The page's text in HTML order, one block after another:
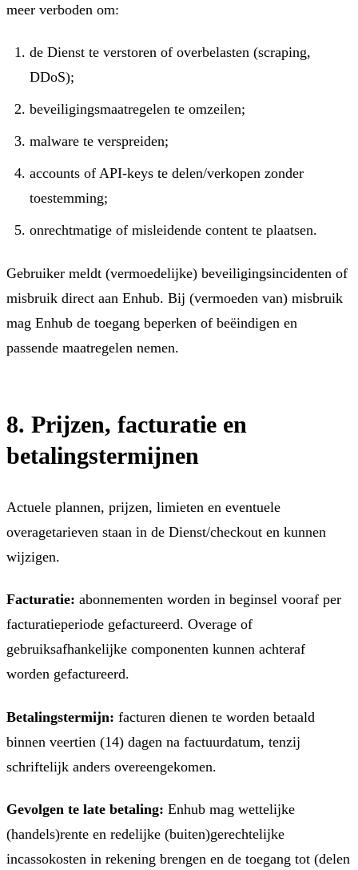
meer verboden om:
de Dienst te verstoren of overbelasten (scraping,
DDoS);
beveiligingsmaatregelen te omzeilen;
malware te verspreiden;
accounts of API-keys te delen/verkopen zonder
toestemming;
onrechtmatige of misleidende content te plaatsen.
Gebruiker meldt (vermoedelijke) beveiligingsincidenten of
misbruik direct aan Enhub. Bij (vermoeden van) misbruik
mag Enhub de toegang beperken of beëindigen en
passende maatregelen nemen.
8. Prijzen, facturatie en
betalingstermijnen
Actuele plannen, prijzen, limieten en eventuele
overagetarieven staan in de Dienst/checkout en kunnen
wijzigen.
Facturatie: abonnementen worden in beginsel vooraf per
facturatieperiode gefactureerd. Overage of
gebruiksafhankelijke componenten kunnen achteraf
worden gefactureerd.
Betalingstermijn: facturen dienen te worden betaald
binnen veertien (14) dagen na factuurdatum, tenzij
schriftelijk anders overeengekomen.
Gevolgen te late betaling: Enhub mag wettelijke
(handels)rente en redelijke (buiten)gerechtelijke
incassokosten in rekening brengen en de toegang tot (delen